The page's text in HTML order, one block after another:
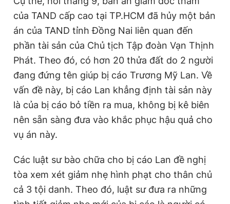
của TAND cấp cao tại TP.HCM đã hủy một bản
án của TAND tỉnh Đồng Nai liên quan đến
phần tài sản của Chủ tịch Tập đoàn Vạn Thịnh
Phát. Theo đó, có hơn 20 thửa đất do 2 người
đang đứng tên giúp bị cáo Trương Mỹ Lan. Về
vấn đề này, bị cáo Lan khẳng định tài sản này
là của bị cáo bỏ tiền ra mua, không bị kê biên
nên sẵn sàng đưa vào khắc phục hậu quả cho
vụ án này.
Các luật sư bào chữa cho bị cáo Lan đề nghị
tòa xem xét giảm nhẹ hình phạt cho thân chủ
cả 3 tội danh. Theo đó, luật sư đưa ra những